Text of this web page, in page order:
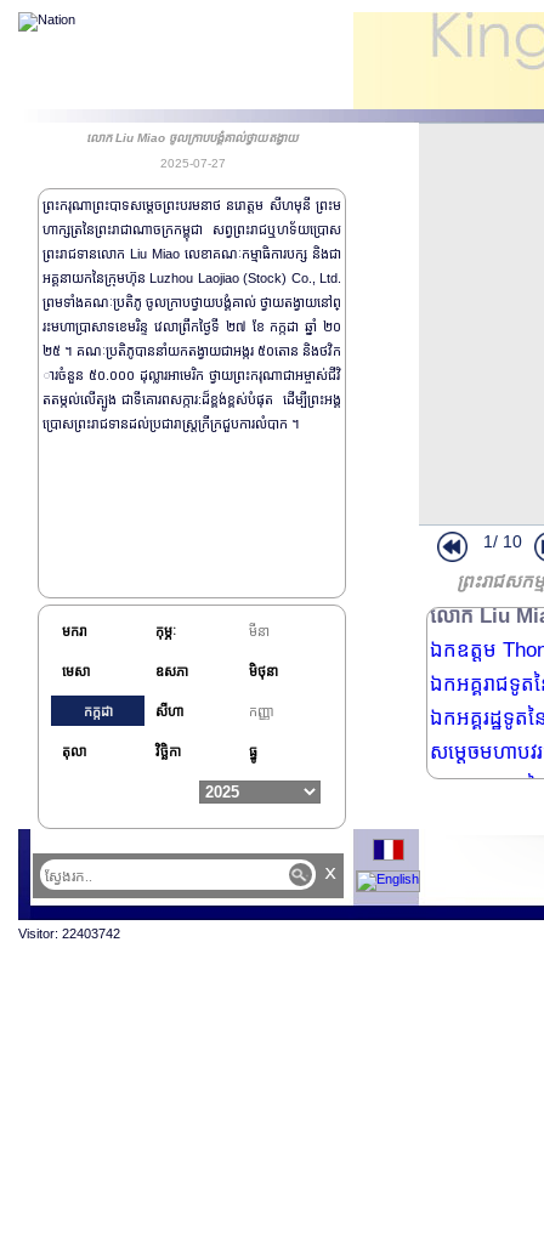
លោក Liu Miao ចូលក្រាបបង្គំគាល់ថ្វាយតង្វាយ
2025-07-27
ព្រះករុណាព្រះបាទសម្តេចព្រះបរមនាថ នរោត្តម សីហមុនី ព្រះម
ហាក្សត្រនៃព្រះរាជាណាចក្រកម្ពុជា សព្វព្រះរាជឬហទ័យប្រោស
ព្រះរាជទានលោក Liu Miao លេខាគណៈកម្មាធិការបក្ស និងជា
អគ្គនាយកនៃក្រុមហ៊ុន Luzhou Laojiao (Stock) Co., Ltd.
ព្រមទាំងគណៈប្រតិភូ ចូលក្រាបថ្វាយបង្គំគាល់ ថ្វាយតង្វាយនៅព្
រះមហាប្រាសាទខេមរិន្ទ វេលាព្រឹកថ្ងៃទី ២៧ ខែ កក្កដា ឆ្នាំ ២០
២៥ ។ គណៈប្រតិភូបាននាំយកតង្វាយជាអង្ករ ៥០តោន និងថវិក
ារចំនួន ៥០.០០០ ដុល្លារអាមេរិក ថ្វាយព្រះករុណាជាអម្ចាស់ជីវិ
តតម្កល់លើត្បូង ជាទីគោរពសក្ការ:ដ៏ខ្ពង់ខ្ពស់បំផុត ដើម្បីព្រះអង្គ
ប្រោសព្រះរាជទានដល់ប្រជារាស្រ្តក្រីក្រជួបការលំបាក ។
មករា កុម្ភៈ មីនា
មេសា ឧសភា មិថុនា
កក្កដា សីហា កញ្ញា
តុលា វិច្ឆិកា ធ្នូ
1/ 10
ព្រះរាជសក
លោក Liu
ឯកឧត្តម
ឯកអគ្គរាជទូត
ឯកអគ្គរដ្ឋទូត
សម្តេចមហាប
ឯកអគ្គរដ្ឋទូត
ឯកឧត្តម
x
Visitor: 22403742